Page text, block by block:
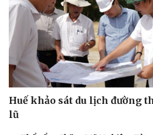
Huế khảo sát du lịch đường
lũ